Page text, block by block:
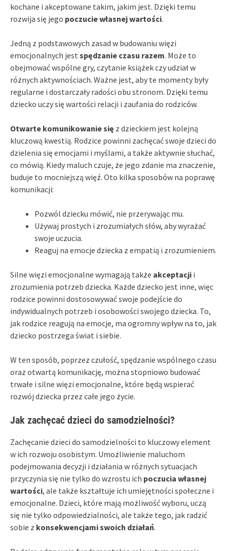
kochane i akceptowane takim, jakim jest. Dzięki temu
rozwija się jego poczucie własnej wartości.
Jedną z podstawowych zasad w budowaniu więzi
emocjonalnych jest spędzanie czasu razem. Może to
obejmować wspólne gry, czytanie książek czy udział w
różnych aktywnościach. Ważne jest, aby te momenty były
regularne i dostarczały radości obu stronom. Dzięki temu
dziecko uczy się wartości relacji i zaufania do rodziców.
Otwarte komunikowanie się z dzieckiem jest kolejną
kluczową kwestią. Rodzice powinni zachęcać swoje dzieci do
dzielenia się emocjami i myślami, a także aktywnie słuchać,
co mówią. Kiedy maluch czuje, że jego zdanie ma znaczenie,
buduje to mocniejszą więź. Oto kilka sposobów na poprawę
komunikacji:
Pozwól dziecku mówić, nie przerywając mu.
Używaj prostych i zrozumiałych słów, aby wyrażać
swoje uczucia.
Reaguj na emocje dziecka z empatią i zrozumieniem.
Silne więzi emocjonalne wymagają także akceptacji i
zrozumienia potrzeb dziecka. Każde dziecko jest inne, więc
rodzice powinni dostosowywać swoje podejście do
indywidualnych potrzeb i osobowości swojego dziecka. To,
jak rodzice reagują na emocje, ma ogromny wpływ na to, jak
dziecko postrzega świat i siebie.
W ten sposób, poprzez czułość, spędzanie wspólnego czasu
oraz otwartą komunikację, można stopniowo budować
trwałe i silne więzi emocjonalne, które będą wspierać
rozwój dziecka przez całe jego życie.
Jak zachęcać dzieci do samodzielności?
Zachęcanie dzieci do samodzielności to kluczowy element
w ich rozwoju osobistym. Umożliwienie maluchom
podejmowania decyzji i działania w różnych sytuacjach
przyczynia się nie tylko do wzrostu ich poczucia własnej
wartości, ale także kształtuje ich umiejętności społeczne i
emocjonalne. Dzieci, które mają możliwość wyboru, uczą
się nie tylko odpowiedzialności, ale także tego, jak radzić
sobie z konsekwencjami swoich działań.